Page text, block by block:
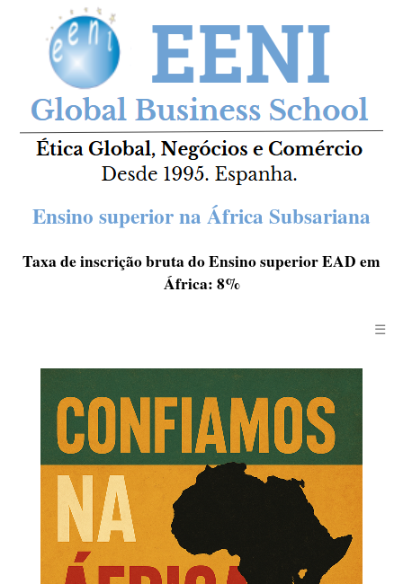
Ensino superior na África Subsariana
Taxa de inscrição bruta do Ensino superior EAD em
África: 8%
☰